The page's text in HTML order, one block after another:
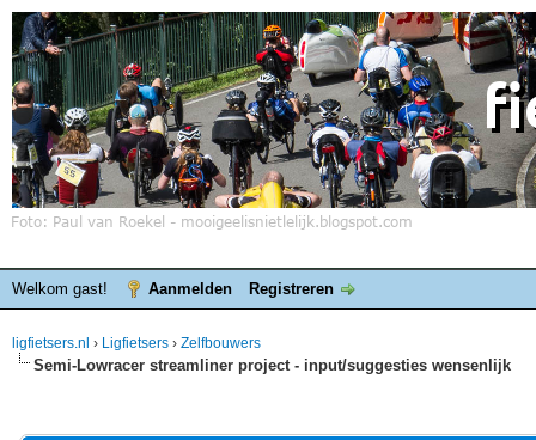
Welkom gast! Aanmelden Registreren
ligfietsers.nl › Ligfietsers › Zelfbouwers
Semi-Lowracer streamliner project - input/suggesties wensenlijk